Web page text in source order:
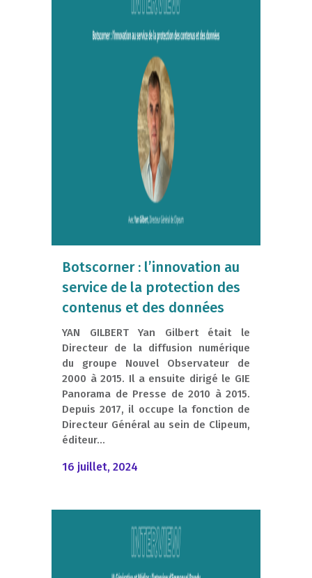
Botscorner : l’innovation au
service de la protection des
contenus et des données
YAN GILBERT Yan Gilbert était le
Directeur de la diffusion numérique
du groupe Nouvel Observateur de
2000 à 2015. Il a ensuite dirigé le GIE
Panorama de Presse de 2010 à 2015.
Depuis 2017, il occupe la fonction de
Directeur Général au sein de Clipeum,
éditeur...
16 juillet, 2024